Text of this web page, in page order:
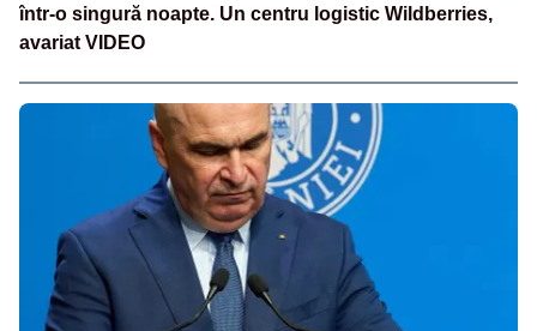
într-o singură noapte. Un centru logistic Wildberries,
avariat VIDEO